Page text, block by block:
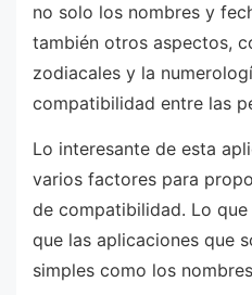
no solo los nombres y
también otros aspectos,
zodiacales y la
compatibilidad entre las
Lo interesante de esta
varios factores para
de compatibilidad. Lo
que las aplicaciones que
simples como los